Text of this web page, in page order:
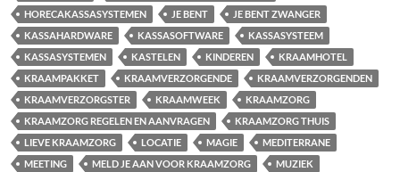
HORECAKASSASYSTEMEN
JE BENT
JE BENT ZWANGER
KASSAHARDWARE
KASSASOFTWARE
KASSASYSTEEM
KASSASYSTEMEN
KASTELEN KINDEREN
KRAAMHOTEL
KRAAMPAKKET
KRAAMVERZORGENDE
KRAAMVERZORGENDEN
KRAAMVERZORGSTER
KRAAMWEEK
KRAAMZORG
KRAAMZORG REGELEN EN AANVRAGEN
KRAAMZORG THUIS
LIEVE KRAAMZORG
LOCATIE MAGIE
MEDITERRANE
MEETING
MELD JE AAN VOOR KRAAMZORG
MUZIEK